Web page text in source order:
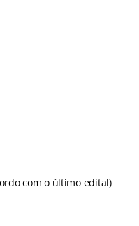
com o último edital)